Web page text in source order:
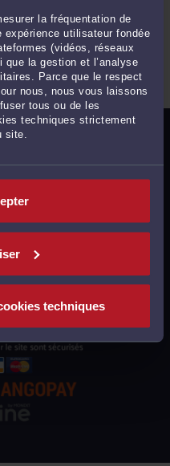
la fréquentation de
expérience utilisateur fondée
(vidéos, réseaux
la gestion et l’analyse
Parce que le respect
nous, nous vous laissons
tous ou de les
techniques strictement
site.
techniques